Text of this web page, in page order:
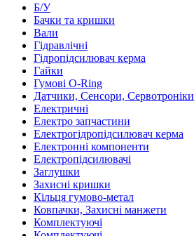
Б/У
Бачки та кришки
Вали
Гідравлічні
Гідропідсилювач керма
Гайки
Гумові O-Ring
Датчики, Сенсори, Сервотроніки
Електричні
Електро запчастини
Електрогідропідсилювач керма
Електронні компоненти
Електропідсилювачі
Заглушки
Захисні кришки
Кільця гумово-метал
Ковпачки, Захисні манжети
Комплектуючі